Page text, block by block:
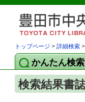
トップページ > 詳細検索 >
かんたん検索
検索結果書